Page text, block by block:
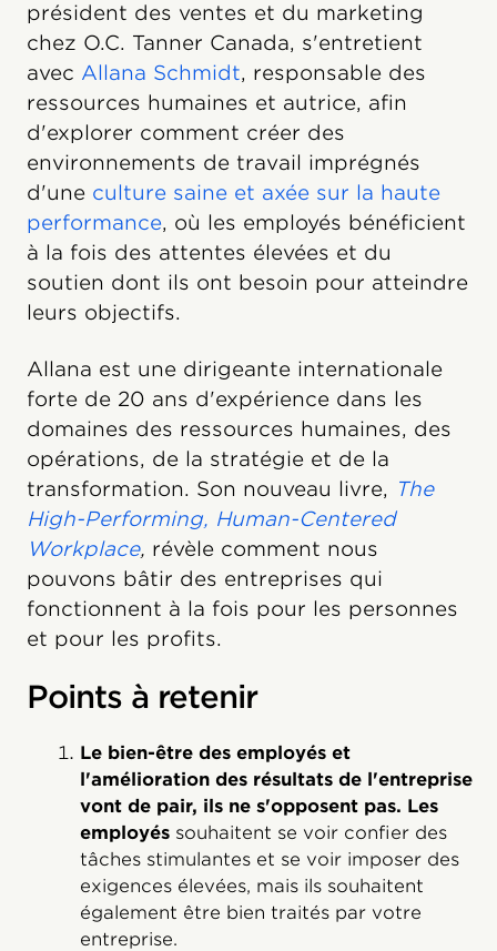
président des ventes et du marketing
chez O.C. Tanner Canada, s'entretient
avec Allana Schmidt, responsable des
ressources humaines et autrice, afin
d'explorer comment créer des
environnements de travail imprégnés
d'une culture saine et axée sur la haute
performance, où les employés bénéficient
à la fois des attentes élevées et du
soutien dont ils ont besoin pour atteindre
leurs objectifs.
Allana est une dirigeante internationale
forte de 20 ans d'expérience dans les
domaines des ressources humaines, des
opérations, de la stratégie et de la
transformation. Son nouveau livre, The
High-Performing, Human-Centered
Workplace, révèle comment nous
pouvons bâtir des entreprises qui
fonctionnent à la fois pour les personnes
et pour les profits.
Points à retenir
Le bien-être des employés et
l'amélioration des résultats de l'entreprise
vont de pair, ils ne s'opposent pas. Les
employés souhaitent se voir confier des
tâches stimulantes et se voir imposer des
exigences élevées, mais ils souhaitent
également être bien traités par votre
entreprise.